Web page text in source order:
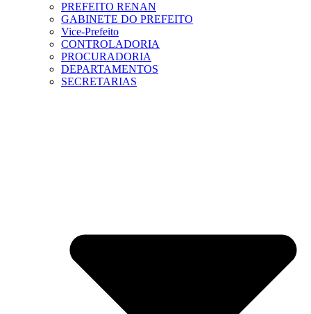
PREFEITO RENAN
GABINETE DO PREFEITO
Vice-Prefeito
CONTROLADORIA
PROCURADORIA
DEPARTAMENTOS
SECRETARIAS